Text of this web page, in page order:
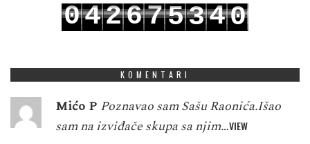
042675340
KOMENTARI
Mićo P Poznavao sam Sašu Raonića.Išao
sam na izviđače skupa sa njim…VIEW